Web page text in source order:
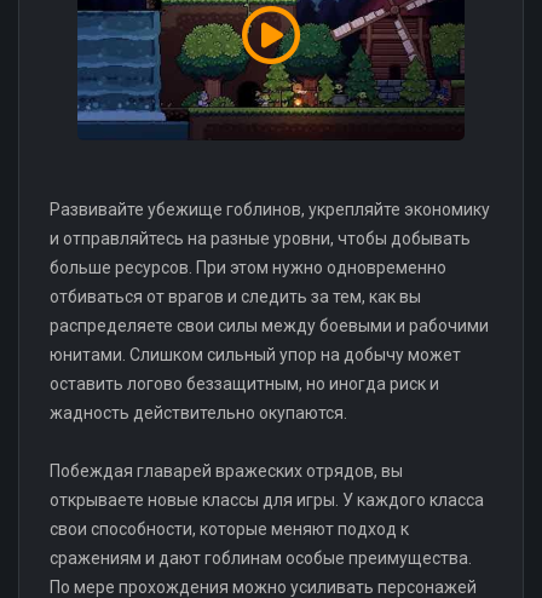
Развивайте убежище гоблинов, укрепляйте экономику
и отправляйтесь на разные уровни, чтобы добывать
больше ресурсов. При этом нужно одновременно
отбиваться от врагов и следить за тем, как вы
распределяете свои силы между боевыми и рабочими
юнитами. Слишком сильный упор на добычу может
оставить логово беззащитным, но иногда риск и
жадность действительно окупаются.
Побеждая главарей вражеских отрядов, вы
открываете новые классы для игры. У каждого класса
свои способности, которые меняют подход к
сражениям и дают гоблинам особые преимущества.
По мере прохождения можно усиливать персонажей